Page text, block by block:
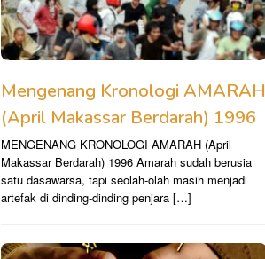
Mengenang Kronologi AMARAH
(April Makassar Berdarah) 1996
MENGENANG KRONOLOGI AMARAH (April
Makassar Berdarah) 1996 Amarah sudah berusia
satu dasawarsa, tapi seolah-olah masih menjadi
artefak di dinding-dinding penjara […]